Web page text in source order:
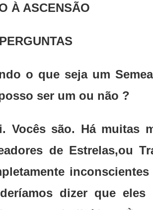
À ASCENSÃO
o que seja um
ser um ou não ?
Vocês são. Há muitas
de Estrelas,ou
dizer que